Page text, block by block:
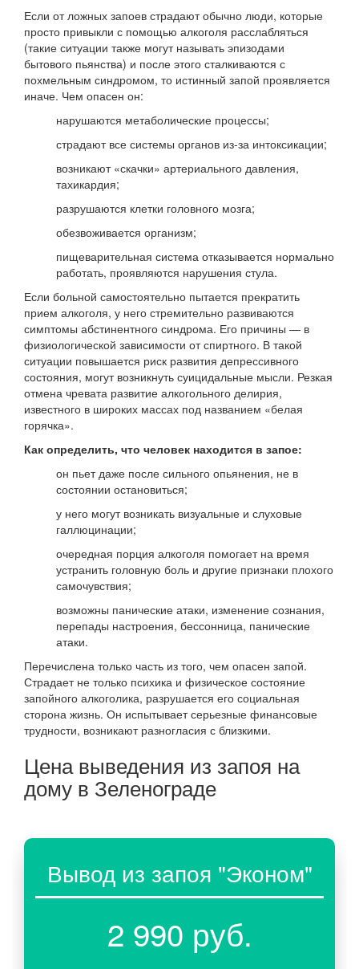
Если от ложных запоев страдают обычно люди, которые
просто привыкли с помощью алкоголя расслабляться
(такие ситуации также могут называть эпизодами
бытового пьянства) и после этого сталкиваются с
похмельным синдромом, то истинный запой проявляется
иначе. Чем опасен он:
нарушаются метаболические процессы;
страдают все системы органов из-за интоксикации;
возникают «скачки» артериального давления,
тахикардия;
разрушаются клетки головного мозга;
обезвоживается организм;
пищеварительная система отказывается нормально
работать, проявляются нарушения стула.
Если больной самостоятельно пытается прекратить
прием алкоголя, у него стремительно развиваются
симптомы абстинентного синдрома. Его причины — в
физиологической зависимости от спиртного. В такой
ситуации повышается риск развития депрессивного
состояния, могут возникнуть суицидальные мысли. Резкая
отмена чревата развитие алкогольного делирия,
известного в широких массах под названием «белая
горячка».
Как определить, что человек находится в запое:
он пьет даже после сильного опьянения, не в
состоянии остановиться;
у него могут возникать визуальные и слуховые
галлюцинации;
очередная порция алкоголя помогает на время
устранить головную боль и другие признаки плохого
самочувствия;
возможны панические атаки, изменение сознания,
перепады настроения, бессонница, панические
атаки.
Перечислена только часть из того, чем опасен запой.
Страдает не только психика и физическое состояние
запойного алкоголика, разрушается его социальная
сторона жизнь. Он испытывает серьезные финансовые
трудности, возникают разногласия с близкими.
Цена выведения из запоя на
дому в Зеленограде
Вывод из запоя "Эконом"
2 990 руб.